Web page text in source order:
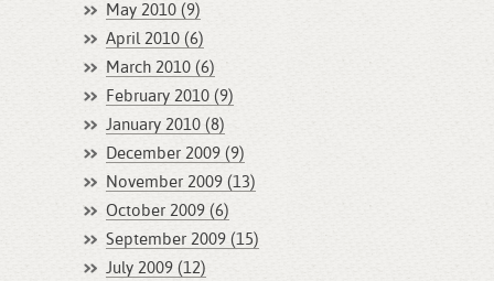
May 2010 (9)
April 2010 (6)
March 2010 (6)
February 2010 (9)
January 2010 (8)
December 2009 (9)
November 2009 (13)
October 2009 (6)
September 2009 (15)
July 2009 (12)